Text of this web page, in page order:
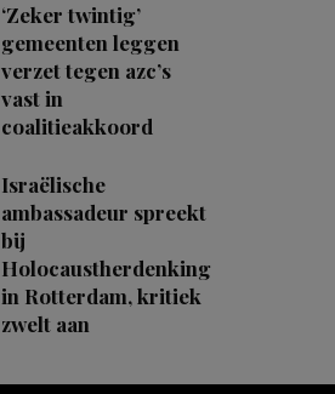
‘Zeker twintig’
gemeenten leggen
verzet tegen azc’s
vast in
coalitieakkoord
Israëlische
ambassadeur spreekt
bij
Holocaustherdenking
in Rotterdam, kritiek
zwelt aan